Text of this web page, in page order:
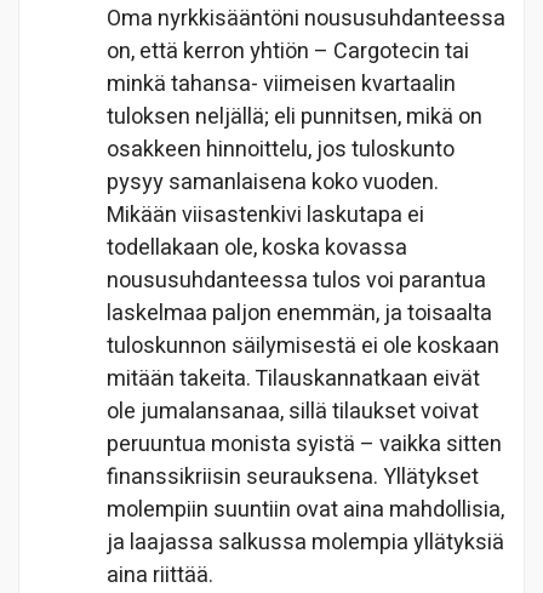
Oma nyrkkisääntöni noususuhdanteessa
on, että kerron yhtiön – Cargotecin tai
minkä tahansa- viimeisen kvartaalin
tuloksen neljällä; eli punnitsen, mikä on
osakkeen hinnoittelu, jos tuloskunto
pysyy samanlaisena koko vuoden.
Mikään viisastenkivi laskutapa ei
todellakaan ole, koska kovassa
noususuhdanteessa tulos voi parantua
laskelmaa paljon enemmän, ja toisaalta
tuloskunnon säilymisestä ei ole koskaan
mitään takeita. Tilauskannatkaan eivät
ole jumalansanaa, sillä tilaukset voivat
peruuntua monista syistä – vaikka sitten
finanssikriisin seurauksena. Yllätykset
molempiin suuntiin ovat aina mahdollisia,
ja laajassa salkussa molempia yllätyksiä
aina riittää.